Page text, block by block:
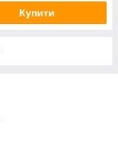
Купити